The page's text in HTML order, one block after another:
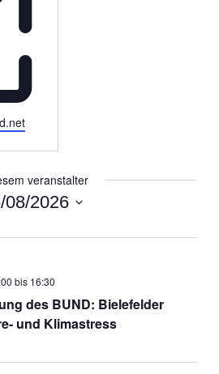
veranstalter
08/2026
des BUND: Bielefelder
und Klimastress
bis 16:30